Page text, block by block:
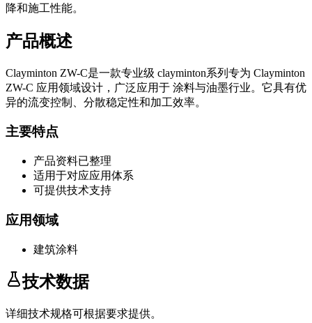
降和施工性能。
产品概述
Clayminton ZW-C是一款专业级 clayminton系列 专为 Clayminton
ZW-C 应用领域设计，广泛应用于 涂料与油墨行业。它具有优
异的流变控制、分散稳定性和加工效率。
主要特点
产品资料已整理
适用于对应应用体系
可提供技术支持
应用领域
建筑涂料
技术数据
详细技术规格可根据要求提供。